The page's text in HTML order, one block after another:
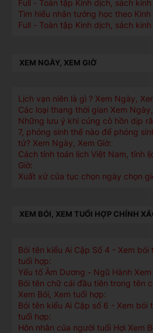
Full - Toàn tập Kinh dịch, sách
Tìm hiểu nhân tướng học theo
Full - Toàn tập Kinh dịch, sách
XEM NGÀY, XEM GIỜ
Lịch vạn niên là gì ? Xem Ngày,
Các loại thang thời gian Xem
Những lưu ý khi cúng cô hồn dịp
7, phóng sinh thế nào để phóng
tử? Xem Ngày, Xem Giờ:
Cách tính toán lịch Việt Nam, tính
Giờ:
Xuất xứ của tục chọn ngày chọn
XEM BÓI, XEM TUỔI HỢP CHÍNH
Bói tên kiểu Ai Cập Số 4 - Xem bói
tuổi hợp:
Yếu tố Âm Dương - Ngũ Hành
Bói tên chữ cái đầu tiên trong tên
Xem Bói, Xem tuổi hợp:
Bói tên kiểu Ai Cập số 6 - Xem bói
tuổi hợp:
Hôn nhân của người tuổi Hợi Xem